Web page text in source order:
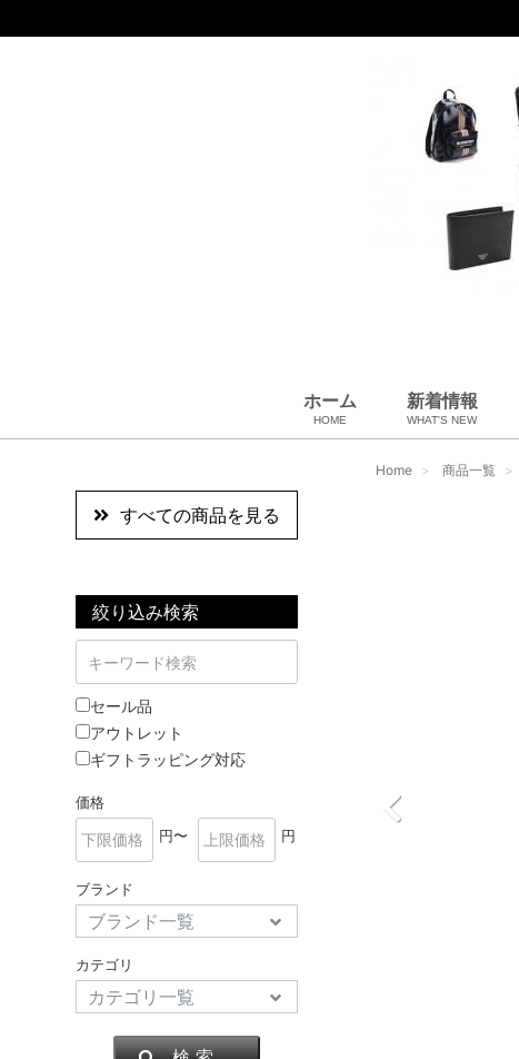
ホーム
HOME
新着情報
WHAT'S NEW
バッグ＆ポーチ
アロマ＆フレグランス
雑貨・その他
USED Hermès
USED CHANEL
USED otherHome 商品一覧
すべての商品を見る
絞り込み検索
セール品
アウトレット
ギフトラッピング対応
価格
円〜
円
ブランド
カテゴリ